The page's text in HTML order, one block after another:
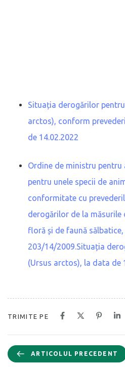
Situația derogărilor
arctos), conform
de 14.02.2022
Ordine de ministru pentru
pentru unele specii de
conformitate cu
derogărilor de la
floră și de faună
203/14/2009.Situația
(Ursus arctos), la data de
TRIMITE PE
ARTICOLUL PRECEDENT